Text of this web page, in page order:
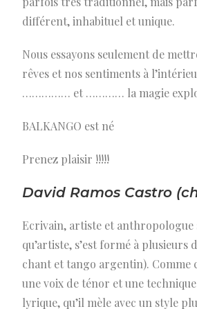
différent, inhabituel et unique.
Nous essayons seulement de
rêves et nos sentiments à
…………… et ………… la magie
BALKANGO est né
Prenez plaisir !!!!!
David Ramos Castro
Ecrivain, artiste et anthropologue
qu’artiste, s’est formé à plusieurs
chant et tango argentin). Comme
une voix de ténor et une
lyrique, qu’il mèle avec un style